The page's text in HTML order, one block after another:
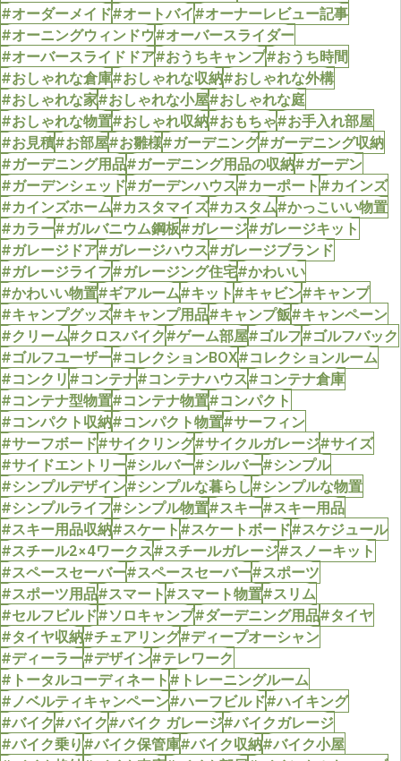
#オーダーメイド#オートバイ#オーナーレビュー記事
#オーニングウィンドウ#オーバースライダー
#オーバースライドドア#おうちキャンプ#おうち時間
#おしゃれな倉庫#おしゃれな収納#おしゃれな外構
#おしゃれな家#おしゃれな小屋#おしゃれな庭
#おしゃれな物置#おしゃれ収納#おもちゃ#お手入れ部屋
#お見積#お部屋#お雛様#ガーデニング#ガーデニング収納
#ガーデニング用品#ガーデニング用品の収納#ガーデン
#ガーデンシェッド#ガーデンハウス#カーポート#カインズ
#カインズホーム#カスタマイズ#カスタム#かっこいい物置
#カラー#ガルバニウム鋼板#ガレージ#ガレージキット
#ガレージドア#ガレージハウス#ガレージブランド
#ガレージライフ#ガレージング住宅#かわいい
#かわいい物置#ギアルーム#キット#キャビン#キャンプ
#キャンプグッズ#キャンプ用品#キャンプ飯#キャンペーン
#クリーム#クロスバイク#ゲーム部屋#ゴルフ#ゴルフバック
#ゴルフユーザー#コレクションBOX#コレクションルーム
#コンクリ#コンテナ#コンテナハウス#コンテナ倉庫
#コンテナ型物置#コンテナ物置#コンパクト
#コンパクト収納#コンパクト物置#サーフィン
#サーフボード#サイクリング#サイクルガレージ#サイズ
#サイドエントリー#シルバー#シルバー#シンプル
#シンプルデザイン#シンプルな暮らし#シンプルな物置
#シンプルライフ#シンプル物置#スキー#スキー用品
#スキー用品収納#スケート#スケートボード#スケジュール
#スチール2×4ワークス#スチールガレージ#スノーキット
#スペースセーバー#スペースセーバー#スポーツ
#スポーツ用品#スマート#スマート物置#スリム
#セルフビルド#ソロキャンプ#ダーデニング用品#タイヤ
#タイヤ収納#チェアリング#ディープオーシャン
#ディーラー#デザイン#テレワーク
#トータルコーディネート#トレーニングルーム
#ノベルティキャンペーン#ハーフビルド#ハイキング
#バイク#バイク#バイク ガレージ#バイクガレージ
#バイク乗り#バイク保管庫#バイク収納#バイク小屋